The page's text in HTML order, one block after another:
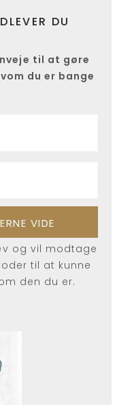
DU
til at gøre
du er bange
og vil modtage
til at kunne
den du er.